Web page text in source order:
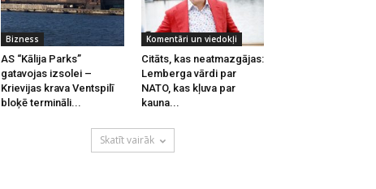
Bizness
AS “Kālija Parks”
gatavojas izsolei –
Krievijas krava Ventspilī
bloķē termināli...
Komentāri un viedokļi
Citāts, kas neatmazgājas:
Lemberga vārdi par
NATO, kas kļuva par
kauna...
Skatīt vairāk